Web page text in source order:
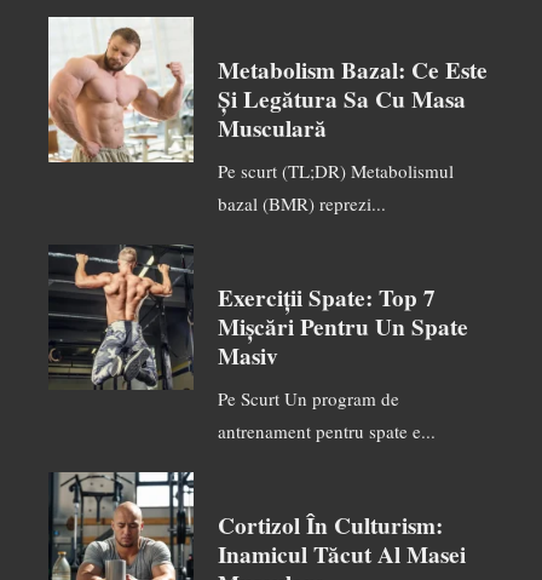
Metabolism Bazal: Ce Este
Și Legătura Sa Cu Masa
Musculară
Pe scurt (TL;DR) Metabolismul
bazal (BMR) reprezi...
Exerciții Spate: Top 7
Mișcări Pentru Un Spate
Masiv
Pe Scurt Un program de
antrenament pentru spate e...
Cortizol În Culturism:
Inamicul Tăcut Al Masei